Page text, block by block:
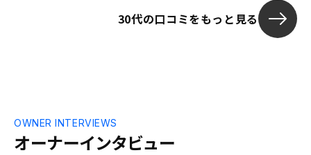
う生命保険やがん保険保険代わりにもなり
30代の口コミをもっと見る
オーナーインタビュー
OWNER INTERVIEWS